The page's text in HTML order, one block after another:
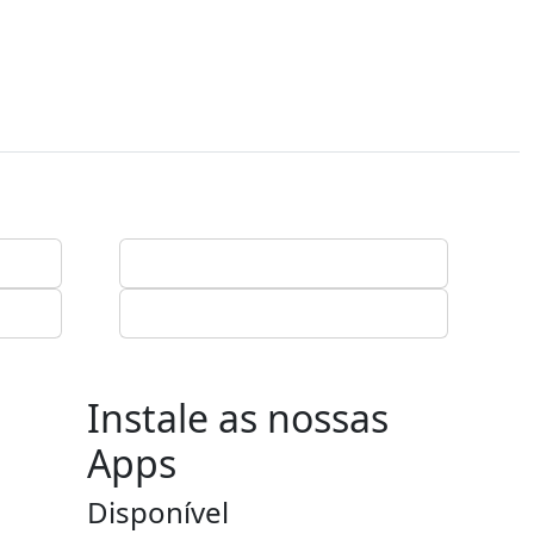
Instale as nossas
Apps
Disponível